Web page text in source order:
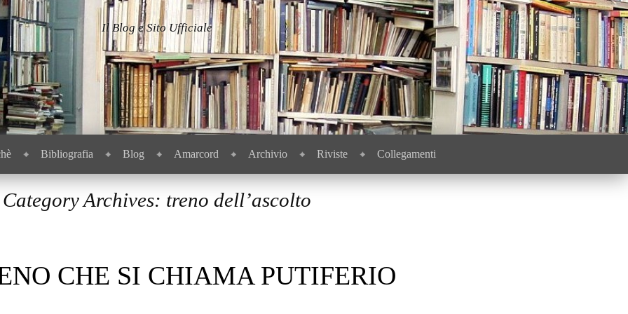
Il Blog e Sito Ufficiale
Bibliografia Blog Amarcord Archivio Riviste Collegamenti
Category Archives: treno dell’ascolto
CHE SI CHIAMA PUTIFERIO